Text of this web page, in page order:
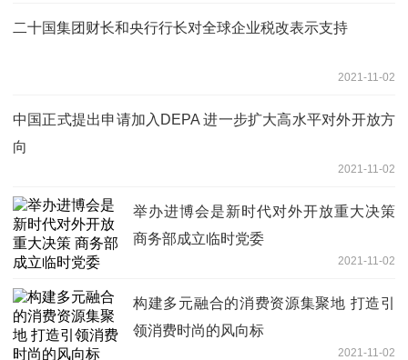
二十国集团财长和央行行长对全球企业税改表示支持
2021-11-02
中国正式提出申请加入DEPA 进一步扩大高水平对外开放方
向
2021-11-02
举办进博会是新时代对外开放重大决策
商务部成立临时党委
2021-11-02
构建多元融合的消费资源集聚地 打造引
领消费时尚的风向标
2021-11-02